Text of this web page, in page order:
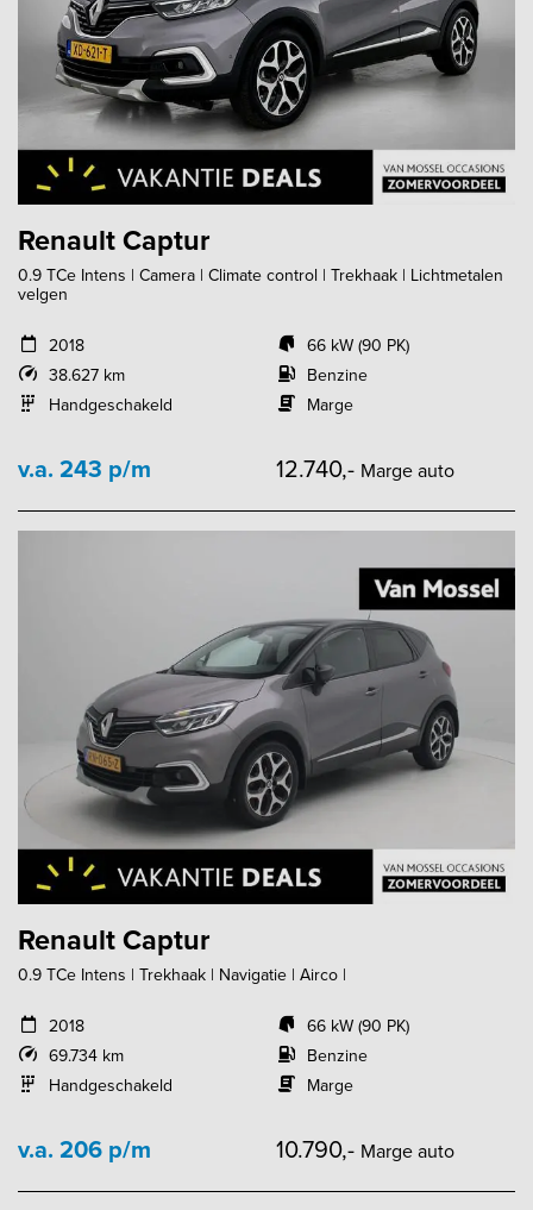
Renault Captur
0.9 TCe Intens | Camera | Climate control | Trekhaak | Lichtmetalen
velgen
2018
38.627 km
Handgeschakeld
66 kW (90 PK)
Benzine
Marge
v.a. 243 p/m 12.740,- Marge auto
Renault Captur
0.9 TCe Intens | Trekhaak | Navigatie | Airco |
2018
69.734 km
Handgeschakeld
66 kW (90 PK)
Benzine
Marge
v.a. 206 p/m 10.790,- Marge auto